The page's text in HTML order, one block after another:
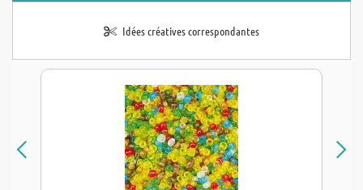
Idées créatives correspondantes